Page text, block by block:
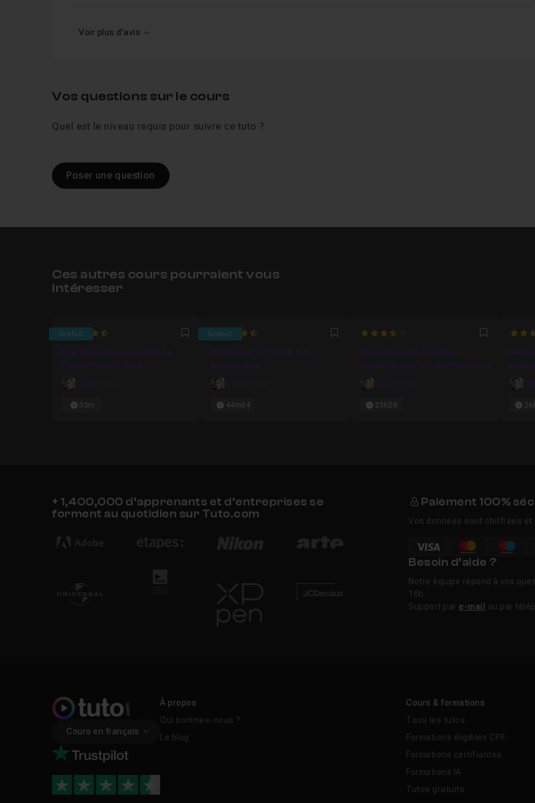
Voir plus d'avis
Vos questions sur le cours
Quel est le niveau requis pour suivre ce tuto ?
Poser une question
Ces autres cours pourraient vous
intéresser
Gratuit
4.65 Favori
Gratuit : Les nouveautés de
Photoshop CC 2022
Julien Pons
33m
Gratuit
4.8 Favori
Photoshop CC 2023 : les
nouveautés
Julien Pons
44m04
3.1666666666667 Favori
Photoshop : La formation
complète pour les photographes
Julien Pons
23h26
5
+ 1,400,000 d’apprenants et d’entreprises se
forment au quotidien sur Tuto.com
Paiement 100%
Vos données sont chiffrées
Besoin d’aide ?
Notre équipe répond à vos
16h.
Support par e-mail ou par
Cours en français
À propos
Qui sommes-nous ?
Le blog
Cours & formations
Tous les tutos
Formations éligibles CPF
Formations certifiantes
Formations IA
Tutos gratuits